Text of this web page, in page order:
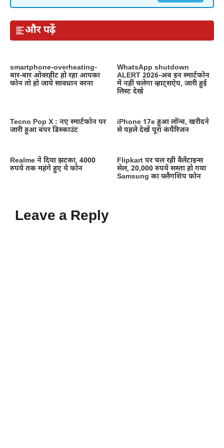
और पढ़ें
smartphone-overheating-
बार-बार ओवरहीट हो रहा आपका
फोन तो हो जाये सावधान वरना
WhatsApp shutdown
ALERT 2026-अब इन स्मार्टफोन
में नहीं चलेगा व्हाट्सऐप, जारी हुई
लिस्ट देखे
Tecno Pop X : नए स्मार्टफोन पर
जारी हुआ बंपर डिस्काउंट
iPhone 17e हुआ लॉन्च, खरीदने
से पहले देखें पूरा कंपैरिजन
Realme ने दिया झटका, 4000
रुपये तक महंगे हुए ये फोन
Flipkart पर चल रही वैलेंटाइन्स
सेल, 20,000 रुपये सस्ता हो गया
Samsung का फ्लैगशिप फोन
Leave a Reply